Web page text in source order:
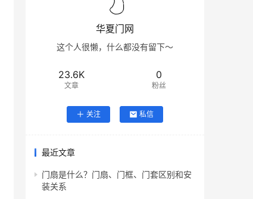
华夏门网
这个人很懒，什么都没有留下～
23.6K
文章
0
粉丝
关注 私信
最近文章
门扇是什么？门扇、门框、门套区别和安
装关系